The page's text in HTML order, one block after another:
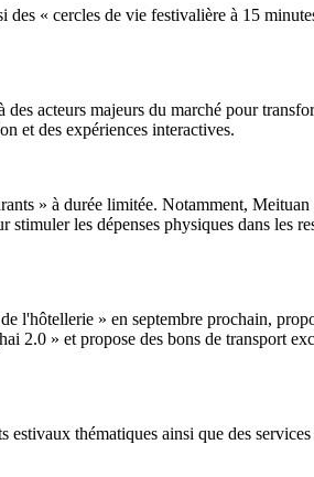
« cercles de vie festivalière à 15
acteurs majeurs du marché pour
et des expériences interactives.
» à durée limitée. Notamment, Meituan
les dépenses physiques dans les
l'hôtellerie » en septembre prochain,
2.0 » et propose des bons de transport
estivaux thématiques ainsi que des